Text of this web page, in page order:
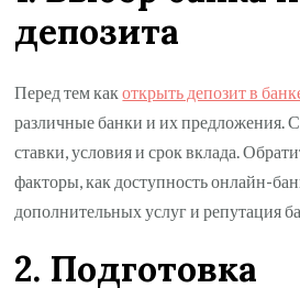
депозита
Перед тем какоткрыть депозит в
различные банки и их предложения.
ставки, условия и срок вклада.
факторы, как доступность онлайн-
дополнительных услуг и репутация
2. Подготовка